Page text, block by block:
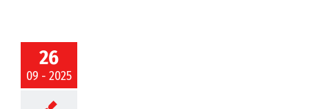
26
09 - 2025
COMUNALE
30
2025